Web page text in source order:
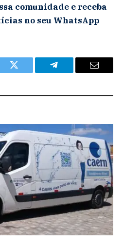
comunidade e receba
no seu WhatsApp
Twitter Telegram Email